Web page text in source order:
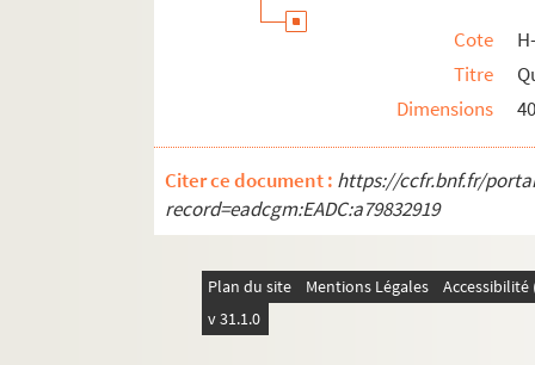
H-IMAR-22-30-108. Les premiers
H-IMAR-22-31-109. Les seize mille
H-IMAR-22-32-110. Les quarante
H-IMAR-22-33-111. Les martyrs en Perse
H-IMAR-22-35-113. Les saints moines
H-IMAR-22-36-114. La légion fulminante
H-IMAR-22-37-115. Martyre de
H-IMAR-22-38-116. Saint Quatuor
Cote
Titre
Dimensions
Citer ce document : https://ccfr.bnf.fr/
record=eadcgm:EADC:a79832919
Plan du site Mentions Légales
v 31.1.0